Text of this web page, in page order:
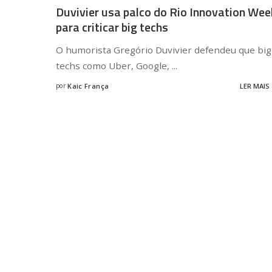
Duvivier usa palco do Rio Innovation
para criticar big techs
O humorista Gregório Duvivier defendeu que big
techs como Uber, Google, ...
Posted
por Kaic França LER MAIS